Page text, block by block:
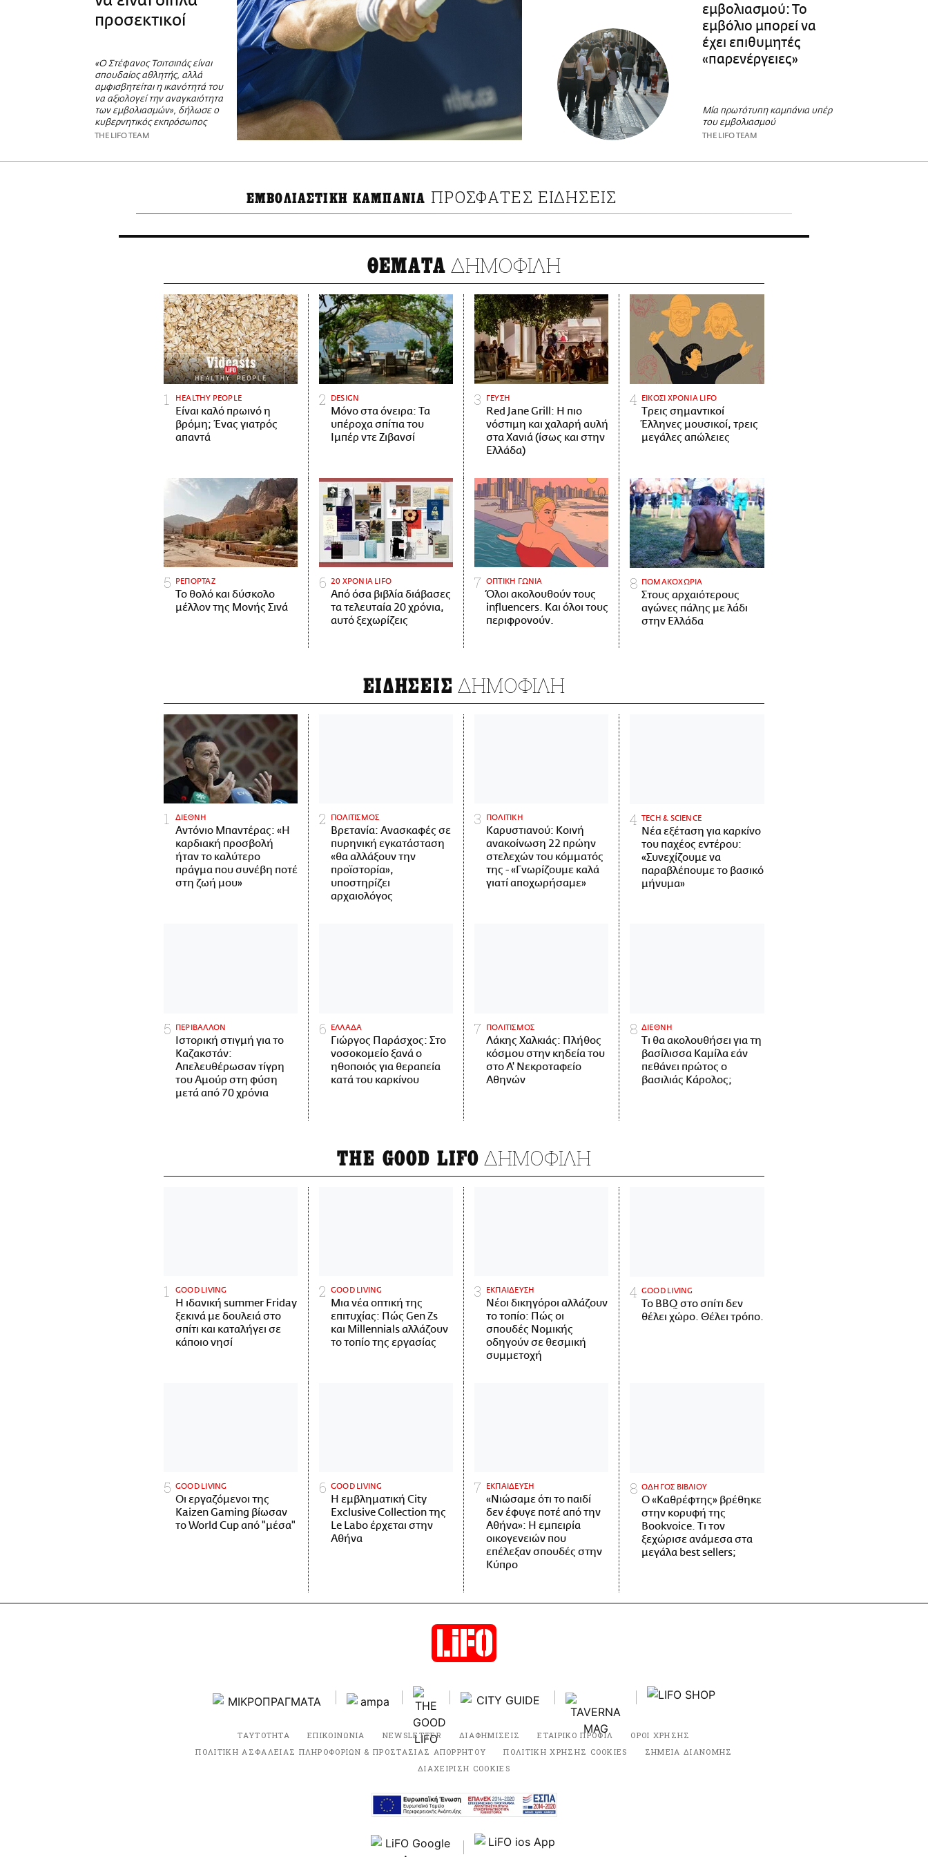
προσεκτικοί
«Ο Στέφανος Τσιτσιπάς είναι
σπουδαίος αθλητής, αλλά
αμφισβητείται η ικανότητά του
να αξιολογεί την αναγκαιότητα
των εμβολιασμών», δήλωσε ο
κυβερνητικός εκπρόσωπος
THE LIFO TEAM
εμβολιασμού: Το
εμβόλιο μπορεί να
έχει επιθυμητές
«παρενέργειες»
Μία πρωτότυπη καμπάνια υπέρ
του εμβολιασμού
THE LIFO TEAM
ΕΜΒΟΛΙΑΣΤΙΚΗ ΚΑΜΠΑΝΙΑ ΠΡΟΣΦΑΤΕΣ ΕΙΔΗΣΕΙΣ
ΘΕΜΑΤΑ ΔΗΜΟΦΙΛΗ
HEALTHY PEOPLE
Είναι καλό πρωινό η
βρόμη; Ένας γιατρός
απαντά
DESIGN
Μόνο στα όνειρα: Τα
υπέροχα σπίτια του
Ιμπέρ ντε Ζιβανσί
ΓΕΥΣΗ
Red Jane Grill: Η πιο
νόστιμη και χαλαρή αυλή
στα Χανιά (ίσως και στην
Ελλάδα)
ΕΙΚΟΣΙ ΧΡΟΝΙΑ LIFO
Tρεις σημαντικοί
Έλληνες μουσικοί, τρεις
μεγάλες απώλειες
ΡΕΠΟΡΤΑΖ
Το θολό και δύσκολο
μέλλον της Μονής Σινά
20 ΧΡΟΝΙΑ LIFO
Από όσα βιβλία διάβασες
τα τελευταία 20 χρόνια,
αυτό ξεχωρίζεις
ΟΠΤΙΚΗ ΓΩΝΙΑ
Όλοι ακολουθούν τους
influencers. Και όλοι τους
περιφρονούν.
ΠΟΜΑΚΟΧΩΡΙΑ
Στους αρχαιότερους
αγώνες πάλης με λάδι
στην Ελλάδα
ΕΙΔΗΣΕΙΣ ΔΗΜΟΦΙΛΗ
ΔΙΕΘΝΗ
Αντόνιο Μπαντέρας: «Η
καρδιακή προσβολή
ήταν το καλύτερο
πράγμα που συνέβη ποτέ
στη ζωή μου»
ΠΟΛΙΤΙΣΜΟΣ
Βρετανία: Ανασκαφές σε
πυρηνική εγκατάσταση
«θα αλλάξουν την
προϊστορία»,
υποστηρίζει
αρχαιολόγος
ΠΟΛΙΤΙΚΗ
Καρυστιανού: Κοινή
ανακοίνωση 22 πρώην
στελεχών του κόμματός
της - «Γνωρίζουμε καλά
γιατί αποχωρήσαμε»
ΤECH & SCIENCE
Νέα εξέταση για καρκίνο
του παχέος εντέρου:
«Συνεχίζουμε να
παραβλέπουμε το βασικό
μήνυμα»
ΠΕΡΙΒΑΛΛΟΝ
Ιστορική στιγμή για το
Καζακστάν:
Απελευθέρωσαν τίγρη
του Αμούρ στη φύση
μετά από 70 χρόνια
ΕΛΛΑΔΑ
Γιώργος Παράσχος: Στο
νοσοκομείο ξανά ο
ηθοποιός για θεραπεία
κατά του καρκίνου
ΠΟΛΙΤΙΣΜΟΣ
Λάκης Χαλκιάς: Πλήθος
κόσμου στην κηδεία του
στο Α' Νεκροταφείο
Αθηνών
ΔΙΕΘΝΗ
Τι θα ακολουθήσει για τη
βασίλισσα Καμίλα εάν
πεθάνει πρώτος ο
βασιλιάς Κάρολος;
THE GOOD LIFO ΔΗΜΟΦΙΛΗ
GOOD LIVING
Η ιδανική summer Friday
ξεκινά με δουλειά στο
σπίτι και καταλήγει σε
κάποιο νησί
GOOD LIVING
Μια νέα οπτική της
επιτυχίας: Πώς Gen Zs
και Millennials αλλάζουν
το τοπίο της εργασίας
ΕΚΠΑΙΔΕΥΣΗ
Νέοι δικηγόροι αλλάζουν
το τοπίο: Πώς οι
σπουδές Νομικής
οδηγούν σε θεσμική
συμμετοχή
GOOD LIVING
Το BBQ στο σπίτι δεν
θέλει χώρο. Θέλει τρόπο.
GOOD LIVING
Οι εργαζόμενοι της
Kaizen Gaming βίωσαν
το World Cup από "μέσα"
GOOD LIVING
Η εμβληματική City
Exclusive Collection της
Le Labo έρχεται στην
Αθήνα
ΕΚΠΑΙΔΕΥΣΗ
«Νιώσαμε ότι το παιδί
δεν έφυγε ποτέ από την
Αθήνα»: Η εμπειρία
οικογενειών που
επέλεξαν σπουδές στην
Κύπρο
ΟΔΗΓΟΣ ΒΙΒΛΙΟΥ
Ο «Καθρέφτης» βρέθηκε
στην κορυφή της
Bookvoice. Τι τον
ξεχώρισε ανάμεσα στα
μεγάλα best sellers;
ΤΑΥΤΟΤΗΤΑ ΕΠΙΚΟΙΝΩΝΙΑ NEWSLETTER ΔΙΑΦΗΜΙΣΕΙΣ ΕΤΑΙΡΙΚΟ ΠΡΟΦΙΛ
ΟΡΟΙ ΧΡΗΣΗΣ
ΠΟΛΙΤΙΚΗ ΑΣΦΑΛΕΙΑΣ ΠΛΗΡΟΦΟΡΙΩΝ & ΠΡΟΣΤΑΣΙΑΣ ΑΠΟΡΡΗΤΟΥ
ΠΟΛΙΤΙΚΗ ΧΡΗΣΗΣ COOKIES
ΣΗΜΕΙΑ ΔΙΑΝΟΜΗΣ
ΔΙΑΧΕΙΡΙΣΗ COOKIES